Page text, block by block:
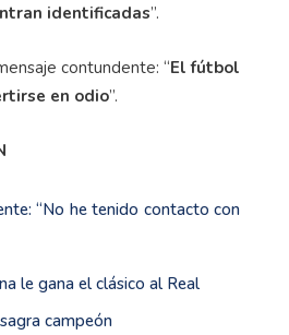
identificadas”.
contundente: “El fútbol
en odio”.
“No he tenido contacto con
le gana el clásico al Real
campeón